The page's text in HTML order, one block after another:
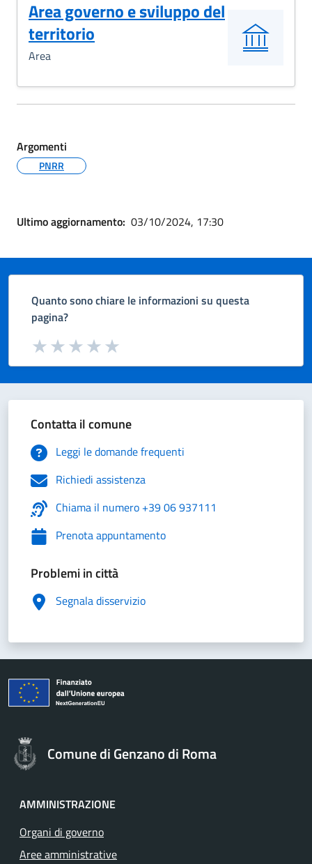
Area governo e sviluppo del
territorio
Area
Argomenti
PNRR
Ultimo aggiornamento: 03/10/2024, 17:30
Quanto sono chiare le informazioni su questa
pagina?
Valuta da 1 a 5 stelle la pagina
Valuta 5 stelle su 5
Valuta 4 stelle su 5
Valuta 3 stelle su 5
Valuta 2 stelle su 5
Valuta 1 stelle su 5
Contatta il comune
Leggi le domande frequenti
Richiedi assistenza
Chiama il numero +39 06 937111
Prenota appuntamento
Problemi in città
Segnala disservizio
Comune di Genzano di Roma
AMMINISTRAZIONE
Organi di governo
Aree amministrative